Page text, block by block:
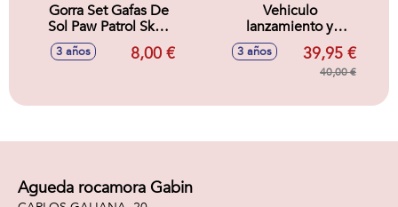
Gorra Set Gafas De
Sol Paw Patrol Skye
53 Cm
3 años 8,00 €
Vehiculo
lanzamiento y
rescate Paw Patrol
con luces y sonidos
25x38x13,6 cm
3 años 39,95 €
40,00 €
Agueda rocamora Gabin